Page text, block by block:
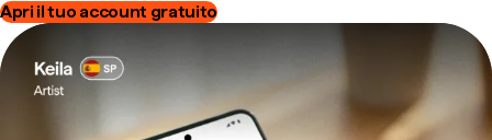
Apri il tuo account gratuito